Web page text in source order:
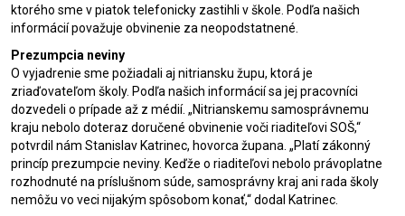
ktorého sme v piatok telefonicky zastihli v škole. Podľa našich
informácií považuje obvinenie za neopodstatnené.
Prezumpcia neviny
O vyjadrenie sme požiadali aj nitriansku župu, ktorá je
zriaďovateľom školy. Podľa našich informácií sa jej pracovníci
dozvedeli o prípade až z médií. „Nitrianskemu samosprávnemu
kraju nebolo doteraz doručené obvinenie voči riaditeľovi SOŠ,“
potvrdil nám Stanislav Katrinec, hovorca župana. „Platí zákonný
princíp prezumpcie neviny. Keďže o riaditeľovi nebolo právoplatne
rozhodnuté na príslušnom súde, samosprávny kraj ani rada školy
nemôžu vo veci nijakým spôsobom konať,“ dodal Katrinec.